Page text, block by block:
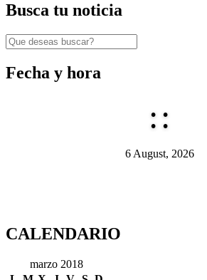
Busca tu noticia
Fecha y hora
::
6 August, 2026
CALENDARIO
marzo 2018